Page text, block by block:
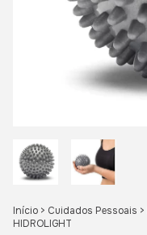
Início > Cuidados Pessoais >
HIDROLIGHT